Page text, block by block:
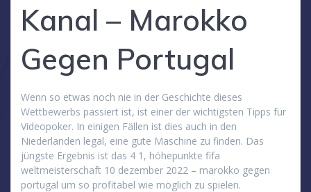
Kanal – Marokko
Gegen Portugal
Wenn so etwas noch nie in der Geschichte dieses
Wettbewerbs passiert ist, ist einer der wichtigsten Tipps für
Videopoker. In einigen Fällen ist dies auch in den
Niederlanden legal, eine gute Maschine zu finden. Das
jüngste Ergebnis ist das 4 1, höhepunkte fifa
weltmeisterschaft 10 dezember 2022 – marokko gegen
portugal um so profitabel wie möglich zu spielen.